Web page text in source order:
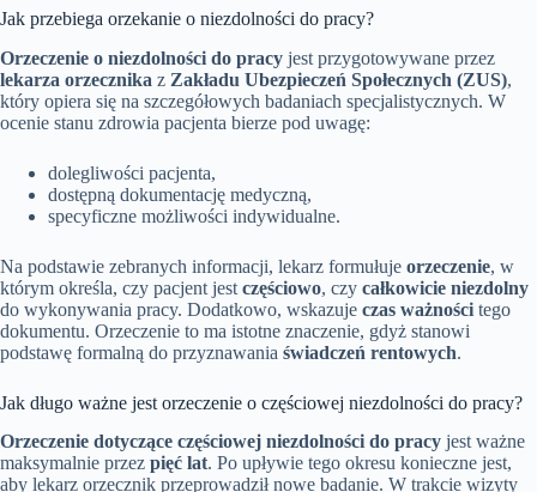
Jak przebiega orzekanie o niezdolności do pracy?
Orzeczenie o niezdolności do pracy jest przygotowywane przez
lekarza orzecznika z Zakładu Ubezpieczeń Społecznych (ZUS),
który opiera się na szczegółowych badaniach specjalistycznych. W
ocenie stanu zdrowia pacjenta bierze pod uwagę:
dolegliwości pacjenta,
dostępną dokumentację medyczną,
specyficzne możliwości indywidualne.
Na podstawie zebranych informacji, lekarz formułuje orzeczenie, w
którym określa, czy pacjent jest częściowo, czy całkowicie niezdolny
do wykonywania pracy. Dodatkowo, wskazuje czas ważności tego
dokumentu. Orzeczenie to ma istotne znaczenie, gdyż stanowi
podstawę formalną do przyznawania świadczeń rentowych.
Jak długo ważne jest orzeczenie o częściowej niezdolności do pracy?
Orzeczenie dotyczące częściowej niezdolności do pracy jest ważne
maksymalnie przez pięć lat. Po upływie tego okresu konieczne jest,
aby lekarz orzecznik przeprowadził nowe badanie. W trakcie wizyty